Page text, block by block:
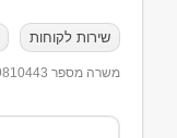
שירות לקוחות
משרה מספר 9810443